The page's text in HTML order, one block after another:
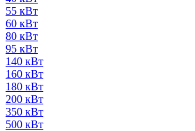
55 кВт
60 кВт
80 кВт
95 кВт
140 кВт
160 кВт
180 кВт
200 кВт
350 кВт
500 кВт